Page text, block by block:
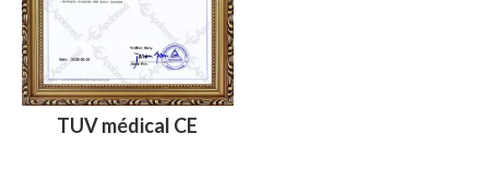
TUV médical CE